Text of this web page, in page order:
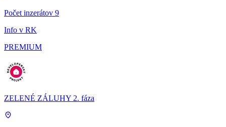
Počet inzerátov 9
Info v RK
PREMIUM
ZELENÉ ZÁLUHY 2. fáza